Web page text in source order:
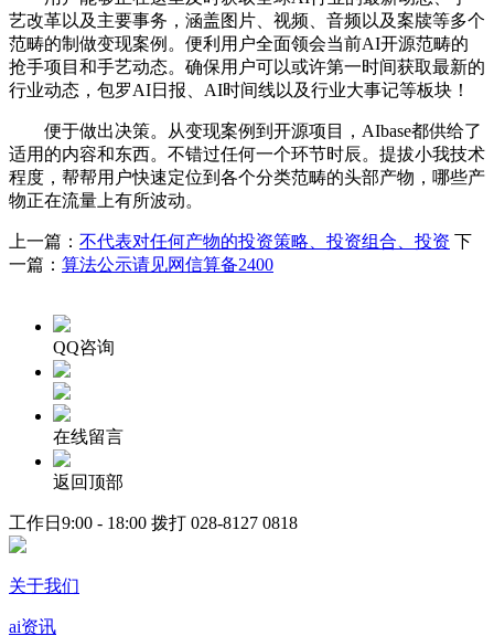
艺改革以及主要事务，涵盖图片、视频、音频以及案牍等多个
范畴的制做变现案例。便利用户全面领会当前AI开源范畴的
抢手项目和手艺动态。确保用户可以或许第一时间获取最新的
行业动态，包罗AI日报、AI时间线以及行业大事记等板块！
便于做出决策。从变现案例到开源项目，AIbase都供给了
适用的内容和东西。不错过任何一个环节时辰。提拔小我技术
程度，帮帮用户快速定位到各个分类范畴的头部产物，哪些产
物正在流量上有所波动。
上一篇： 不代表对任何产物的投资策略、投资组合、投资 下
一篇： 算法公示请见网信算备2400
QQ咨询
在线留言
返回顶部
工作日9:00 - 18:00 拨打 028-8127 0818
关于我们
ai资讯